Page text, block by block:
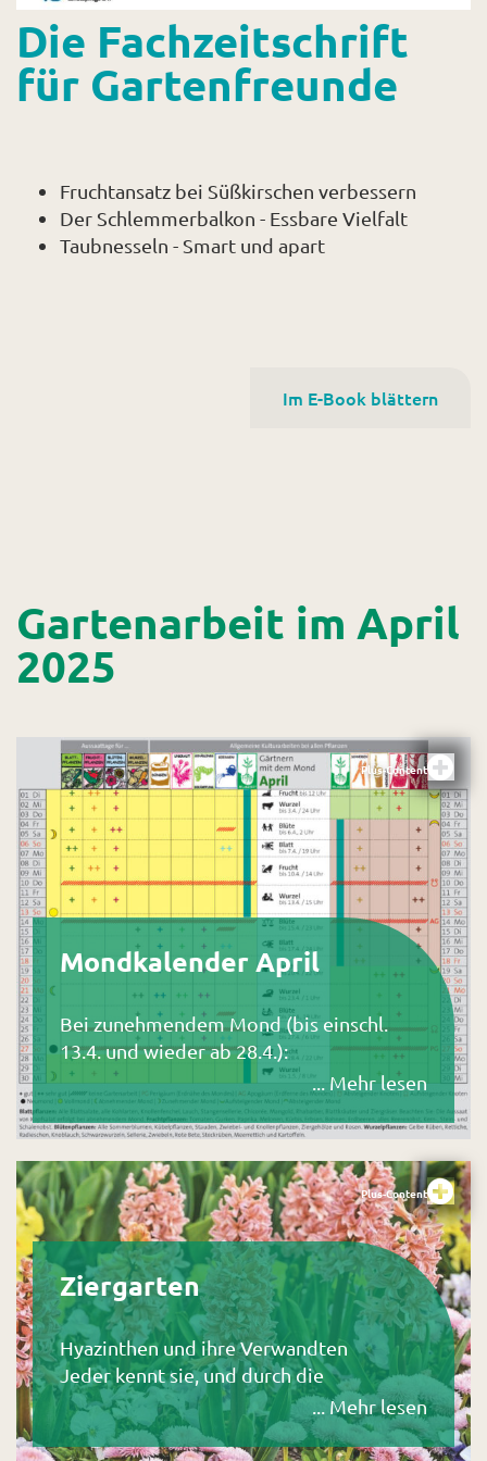
Die Fachzeitschrift
für Gartenfreunde
Fruchtansatz bei Süßkirschen verbessern
Der Schlemmerbalkon - Essbare Vielfalt
Taubnesseln - Smart und apart
Im E-Book blättern
Gartenarbeit im April
2025
Plus-Content
Mondkalender April
Bei zunehmendem Mond (bis einschl.
13.4. und wieder ab 28.4.):
Aussaat und Auspflanzen von
Blüten-, Blatt- und Fruchtpflanzen.
Sehr günstig für Fruchtpflanzen am
1.4. (bis 12 Uhr), 8./9.4. und 28.4., für
Blütenpflanzen (z.B. Aussaat von
Sommerblumen) am 4./5.4. und für
Blattpflanzen am 6./7.4.
Fruchtpflanzen (z.B. Paprika,
Peperoni, Tomaten) sollten in
diesem Zeitraum pikiert werden,
optimal am 1.4. (bis 12 Uhr), 8./9.4.
und 28.4.
Kohlrabi, Blumenkohl, Wirsing,
Brokkoli kann im Freiland unter Vlies
Bei abnehmendem Mond (ab 14.4.
... Mehr lesen
Plus-Content
Ziergarten
Hyazinthen und ihre Verwandten
Jeder kennt sie, und durch die
Möglichkeit, sie anzutreiben und im Haus
vorzukultivieren, sind die großblumigen
Sorten von
der
... Mehr lesen